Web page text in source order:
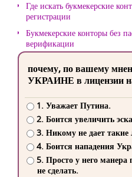
Где искать букмекерские
регистрации
Букмекерские конторы без
верификации
почему, по вашему
УКРАИНЕ в лицензии
1. Уважает Путина.
2. Боится увеличить
3. Никому не дает такие
4. Боится нападения
5. Просто у него манера
не сделать.